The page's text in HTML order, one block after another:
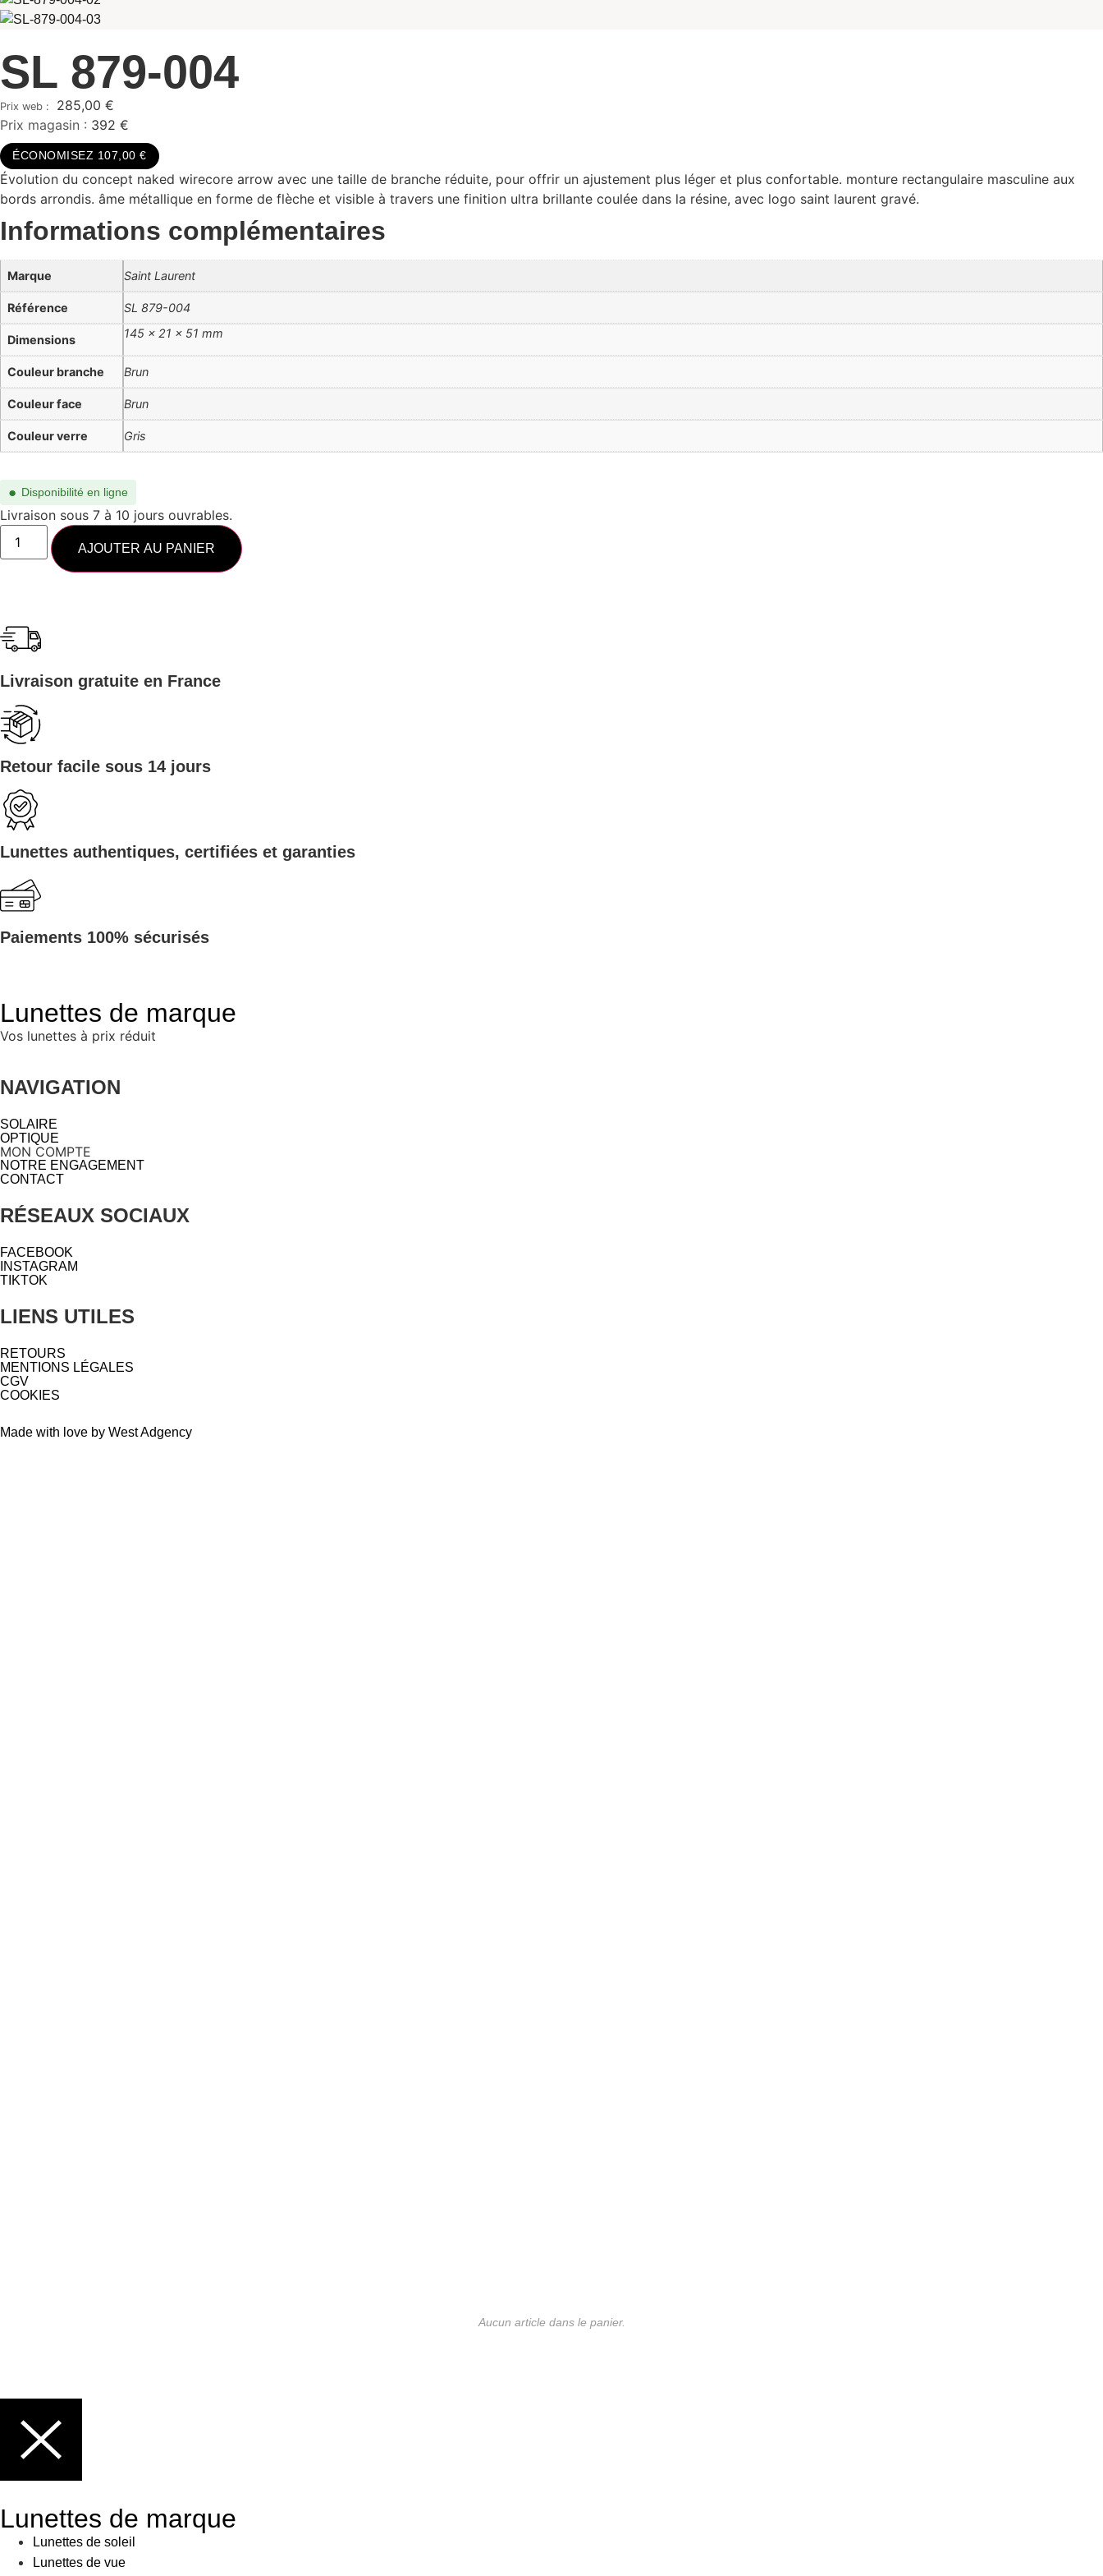
SL 879-004
285,00 €
Prix magasin : 392 €
ÉCONOMISEZ 107,00 €
Évolution du concept naked wirecore arrow avec une taille de branche réduite, pour offrir un ajustement plus léger et plus confortable. monture rectangulaire masculine aux
bords arrondis. âme métallique en forme de flèche et visible à travers une finition ultra brillante coulée dans la résine, avec logo saint laurent gravé.
Informations complémentaires
Référence SL 879-004
Dimensions 145 × 21 × 51 mm
Marque Saint Laurent
Couleur branche Brun
Couleur face Brun
Couleur verre Gris
● Disponibilité en ligne
Livraison sous 7 à 10 jours ouvrables.
AJOUTER AU PANIER
Livraison gratuite en France
Retour facile sous 14 jours
Lunettes authentiques, certifiées et garanties
Paiements 100% sécurisés
Lunettes de marque
Vos lunettes à prix réduit
NAVIGATION
SOLAIRE
OPTIQUE
MON COMPTE
NOTRE ENGAGEMENT
CONTACT
RÉSEAUX SOCIAUX
FACEBOOK
INSTAGRAM
TIKTOK
LIENS UTILES
RETOURS
MENTIONS LÉGALES
CGV
COOKIES
Made with love by West Adgency
Aucun article dans le panier.
Lunettes de marque
Lunettes de soleil
Lunettes de vue